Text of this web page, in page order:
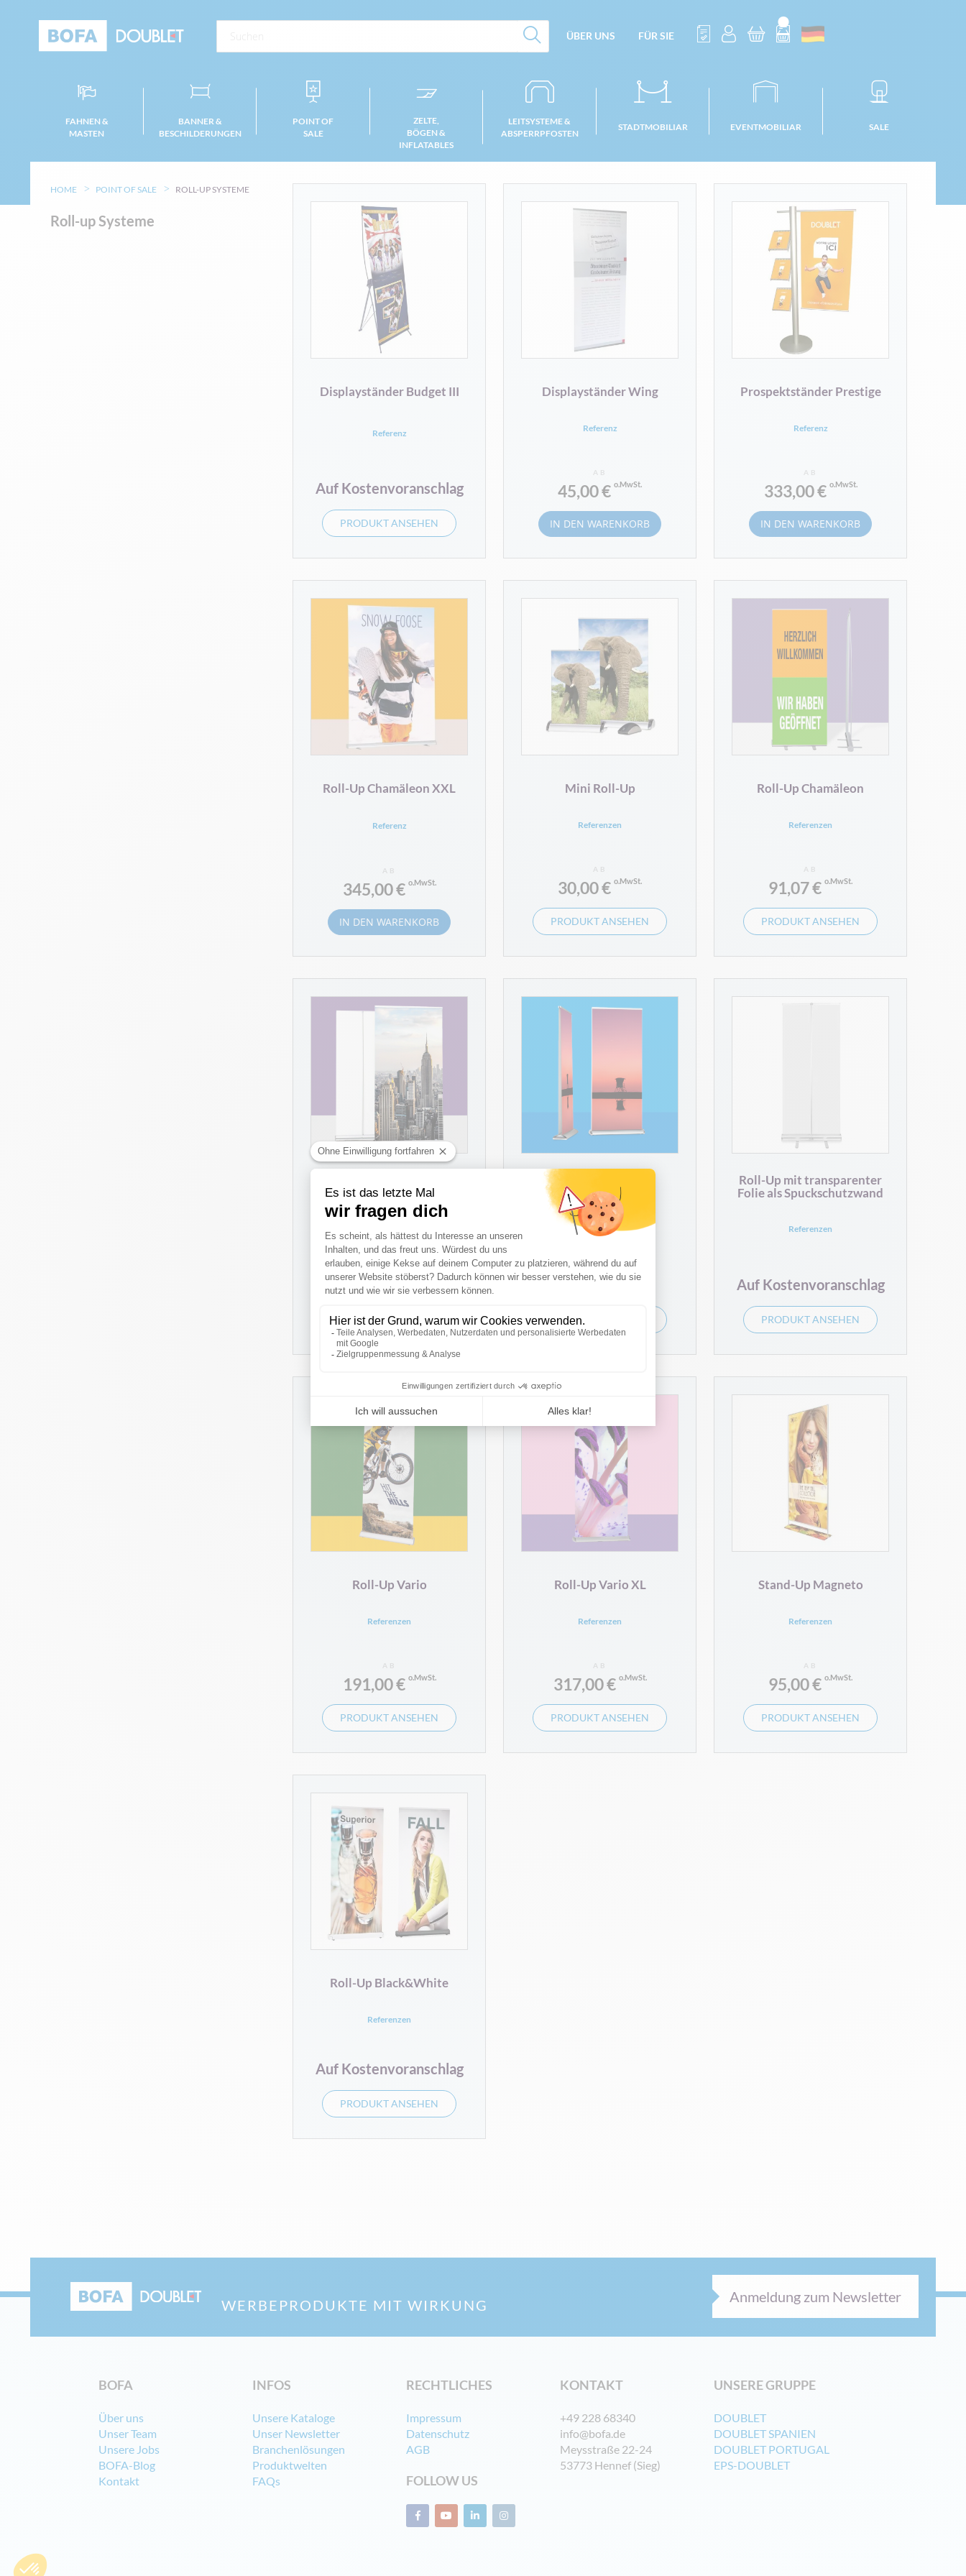
ÜBER UNS FÜR SIE
FAHNEN &
MASTEN
BANNER &
BESCHILDERUNGEN
POINT OF
SALE
ZELTE,
BÖGEN &
INFLATABLES
LEITSYSTEME &
ABSPERRPFOSTEN
STADTMOBILIAR EVENTMOBILIAR SALE
Displayständer Budget III
Referenz
Auf Kostenvoranschlag
PRODUKT ANSEHEN
Displayständer Wing
Referenz
AB
45,00 €
IN DEN WARENKORB
Prospektständer Prestige
Referenz
AB
333,00 €
IN DEN WARENKORB
Roll-Up Chamäleon XXL
Referenz
AB
345,00 €
IN DEN WARENKORB
Mini Roll-Up
Referenzen
AB
30,00 €
PRODUKT ANSEHEN
Roll-Up Chamäleon
Referenzen
AB
91,07 €
PRODUKT ANSEHEN
Roll-Up Chamäleon XL
Referenzen
AB
219,00 €
PRODUKT ANSEHEN
Roll-Up Double
Referenzen
AB
185,34 €
PRODUKT ANSEHEN
Roll-Up mit transparenter
Folie als Spuckschutzwand
Referenzen
Auf Kostenvoranschlag
PRODUKT ANSEHEN
Roll-Up Vario
Referenzen
AB
191,00 €
PRODUKT ANSEHEN
Roll-Up Vario XL
Referenzen
AB
317,00 €
PRODUKT ANSEHEN
Stand-Up Magneto
Referenzen
AB
95,00 €
PRODUKT ANSEHEN
Roll-Up Black&White
Referenzen
Auf Kostenvoranschlag
PRODUKT ANSEHEN
HOME POINT OF SALE ROLL-UP SYSTEME
Roll-up Systeme
WERBEPRODUKTE MIT WIRKUNG Anmeldung zum Newsletter
BOFA
Über uns
Unser Team
Unsere Jobs
BOFA-Blog
Kontakt
INFOS
Unsere Kataloge
Unser Newsletter
Branchenlösungen
Produktwelten
FAQs
RECHTLICHES
Impressum
Datenschutz
AGB
FOLLOW US
KONTAKT
+49 228 68340
info@bofa.de
Meysstraße 22-24
53773 Hennef (Sieg)
UNSERE GRUPPE
DOUBLET
DOUBLET SPANIEN
DOUBLET PORTUGAL
EPS-DOUBLET